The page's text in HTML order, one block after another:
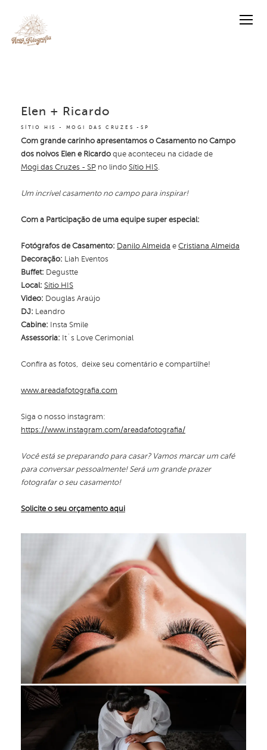
SÍTIO HIS - MOGI DAS CRUZES -SP
Elen + Ricardo
Com grande carinho apresentamos o Casamento no Campo
dos noivos Elen e Ricardo que aconteceu na cidade de
Mogi das Cruzes - SP no lindo Sítio HIS.
Um incrível casamento no campo para inspirar!
Com a Participação de uma equipe super especial:
Fotógrafos de Casamento: Danilo Almeida e Cristiana Almeida
Decoração: Liah Eventos
Buffet: Degustte
Local: Sítio HIS
Video: Douglas Araújo
DJ: Leandro
Cabine: Insta Smile
Assessoria: It´s Love Cerimonial
Confira as fotos, deixe seu comentário e compartilhe!
www.areadafotografia.com
Siga o nosso instagram:
https://www.instagram.com/areadafotografia/
Você está se preparando para casar? Vamos marcar um café
para conversar pessoalmente! Será um grande prazer
fotografar o seu casamento!
Solicite o seu orçamento aqui